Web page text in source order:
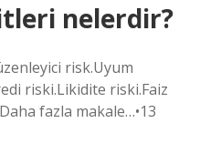
nelerdir?
risk.Uyum
riski.Likidite riski.Faiz
fazla makale…•13